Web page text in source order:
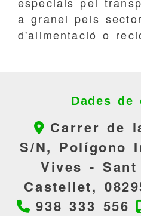
a granel pels
d'alimentació o
Dades de
Carrer de
S/N, Polígono
Vives -
Castellet,
938 333 556